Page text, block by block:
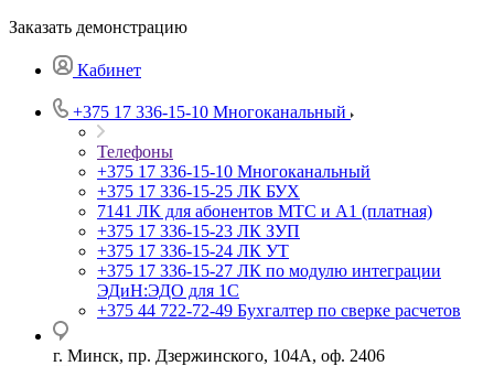
Заказать демонстрацию
Кабинет
+375 17 336-15-10 Многоканальный
Телефоны
+375 17 336-15-10 Многоканальный
+375 17 336-15-25 ЛК БУХ
7141 ЛК для абонентов МТС и А1 (платная)
+375 17 336-15-23 ЛК ЗУП
+375 17 336-15-24 ЛК УТ
+375 17 336-15-27 ЛК по модулю интеграции
ЭДиН:ЭДО для 1С
+375 44 722-72-49 Бухгалтер по сверке расчетов
г. Минск, пр. Дзержинского, 104А, оф. 2406